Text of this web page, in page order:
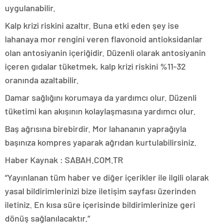
uygulanabilir.
Kalp krizi riskini azaltır. Buna etki eden şey ise
lahanaya mor rengini veren flavonoid antioksidanlar
olan antosiyanin içeriğidir. Düzenli olarak antosiyanin
içeren gıdalar tüketmek, kalp krizi riskini %11-32
oranında azaltabilir.
Damar sağlığını korumaya da yardımcı olur. Düzenli
tüketimi kan akışının kolaylaşmasına yardımcı olur.
Baş ağrısına birebirdir. Mor lahananın yaprağıyla
başınıza kompres yaparak ağrıdan kurtulabilirsiniz.
Haber Kaynak : SABAH.COM.TR
“Yayınlanan tüm haber ve diğer içerikler ile ilgili olarak
yasal bildirimlerinizi bize iletişim sayfası üzerinden
iletiniz. En kısa süre içerisinde bildirimlerinize geri
dönüş sağlanılacaktır.”